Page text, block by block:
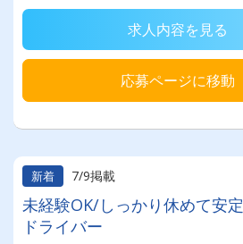
求人内容を見る
応募ページに移動
新着 7/9掲載
未経験OK/しっかり休めて安
ドライバー